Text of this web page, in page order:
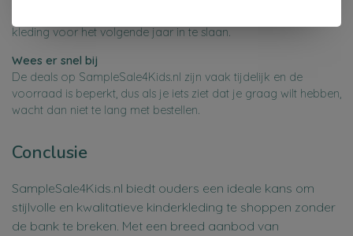
kleding voor het volgende jaar in te slaan.
Wees er snel bij
De deals op SampleSale4Kids.nl zijn vaak tijdelijk en de
voorraad is beperkt, dus als je iets ziet dat je graag wilt hebben,
wacht dan niet te lang met bestellen.
Conclusie
SampleSale4Kids.nl biedt ouders een ideale kans om
stijlvolle en kwalitatieve kinderkleding te shoppen zonder
de bank te breken. Met een breed aanbod van